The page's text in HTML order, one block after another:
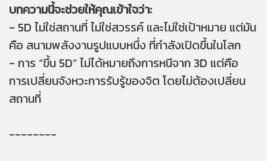
บทความนี้จะช่วยให้คุณเข้าใจว่า:
- 5D ไม่ใช่สถานที่ ไม่ใช่สวรรค์ และไม่ใช่เป้าหมาย แต่มัน
คือ สนามพลังงานรูปแบบหนึ่ง ที่กำลังเปิดขึ้นในโลก
- การ “ขึ้น 5D” ไม่ได้หมายถึงการหนีจาก 3D แต่คือ
การเปลี่ยนจังหวะการรับรู้ของจิต โดยไม่ต้องเปลี่ยน
สถานที่
--------